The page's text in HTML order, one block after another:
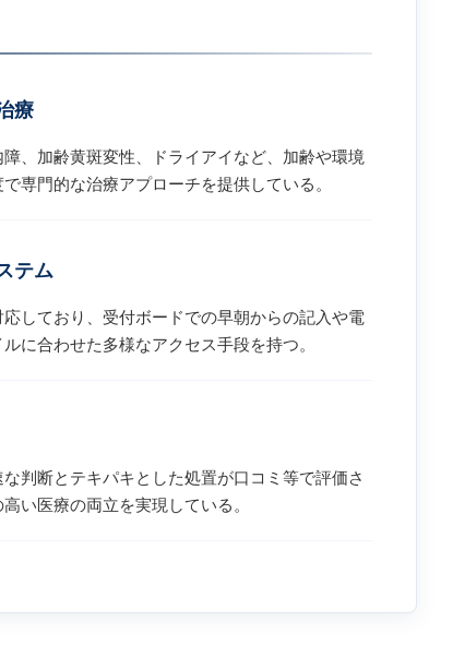
療
、加齢黄斑変性、ドライアイなど、加齢や環境
専門的な治療アプローチを提供している。
テム
しており、受付ボードでの早朝からの記入や電
に合わせた多様なアクセス手段を持つ。
判断とテキパキとした処置が口コミ等で評価さ
い医療の両立を実現している。